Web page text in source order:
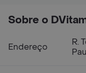
Sobre o
Endereço
R.